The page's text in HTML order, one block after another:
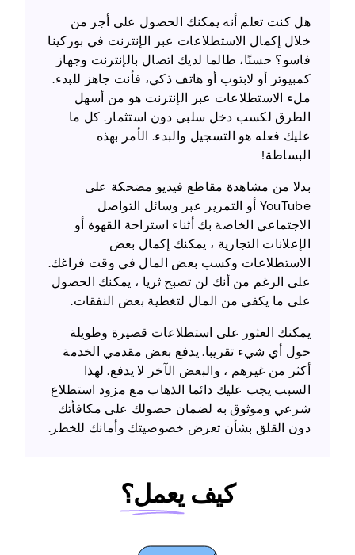
هل كنت تعلم أنه يمكنك الحصول على أجر من
خلال إكمال الاستطلاعات عبر الإنترنت في بوركينا
فاسو؟ حسنًا، طالما لديك اتصال بالإنترنت وجهاز
كمبيوتر أو لابتوب أو هاتف ذكي، فأنت جاهز للبدء.
ملء الاستطلاعات عبر الإنترنت هو من أسهل
الطرق لكسب دخل سلبي دون استثمار. كل ما
عليك فعله هو التسجيل والبدء. الأمر بهذه
البساطة!
بدلا من مشاهدة مقاطع فيديو مضحكة على
YouTube أو التمرير عبر وسائل التواصل
الاجتماعي الخاصة بك أثناء استراحة القهوة أو
الإعلانات التجارية ، يمكنك إكمال بعض
الاستطلاعات وكسب بعض المال في وقت فراغك.
على الرغم من أنك لن تصبح ثريا ، يمكنك الحصول
على ما يكفي من المال لتغطية بعض النفقات.
يمكنك العثور على استطلاعات قصيرة وطويلة
حول أي شيء تقريبا. يدفع بعض مقدمي الخدمة
أكثر من غيرهم ، والبعض الآخر لا يدفع. لهذا
السبب يجب عليك دائما الذهاب مع مزود استطلاع
شرعي وموثوق به لضمان حصولك على مكافأتك
دون القلق بشأن تعرض خصوصيتك وأمانك للخطر.
كيف يعمل؟